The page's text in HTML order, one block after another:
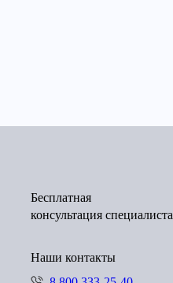
Бесплатная
консультация специалиста
Наши контакты